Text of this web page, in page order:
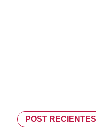
POST RECIENTES